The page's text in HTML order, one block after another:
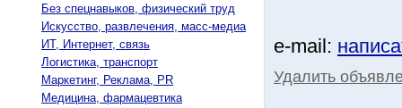
Без спецнавыков, физический труд
Искусство, развлечения, масс-медиа
ИТ, Интернет, связь
Логистика, транспорт
Маркетинг, Реклама, PR
Медицина, фармацевтика
e-mail:
Удалить